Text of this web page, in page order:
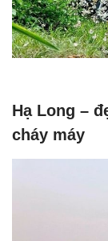
Hạ Long –
cháy máy